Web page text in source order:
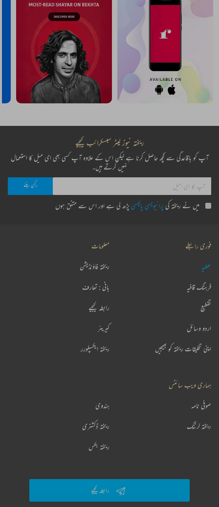
ریختہ نیوز لیٹر سبسکرائب کیجیے
آپ کو باقاعدگی سے کچھ حاصل کرنا ہے لیکن اس کے علاوہ آپ کسی بھی ای میل کا استعمال
نہیں کرتے ہیں۔
میں نے ریختہ کی پرائیویسی پالیسی پڑھ لی ہے اور اس سے متفق ہوں
فوری رابطے
عطیہ
فرہنگ قافیہ
تقطیع
اردو وسائل
اپنی تخلیقات ریختہ کو بھیجیں
معلومات
ریختہ فاؤنڈیشن
بانی : تعارف
رابطہ کیجیے
کیریئر
ریختہ ایکسپلورر
ہماری ویب سائٹس
ہندوی صوفی نامہ
ریختہ ڈکشنری ریختہ لرننگ
ریختہ بکس
رابطہ کیجیے